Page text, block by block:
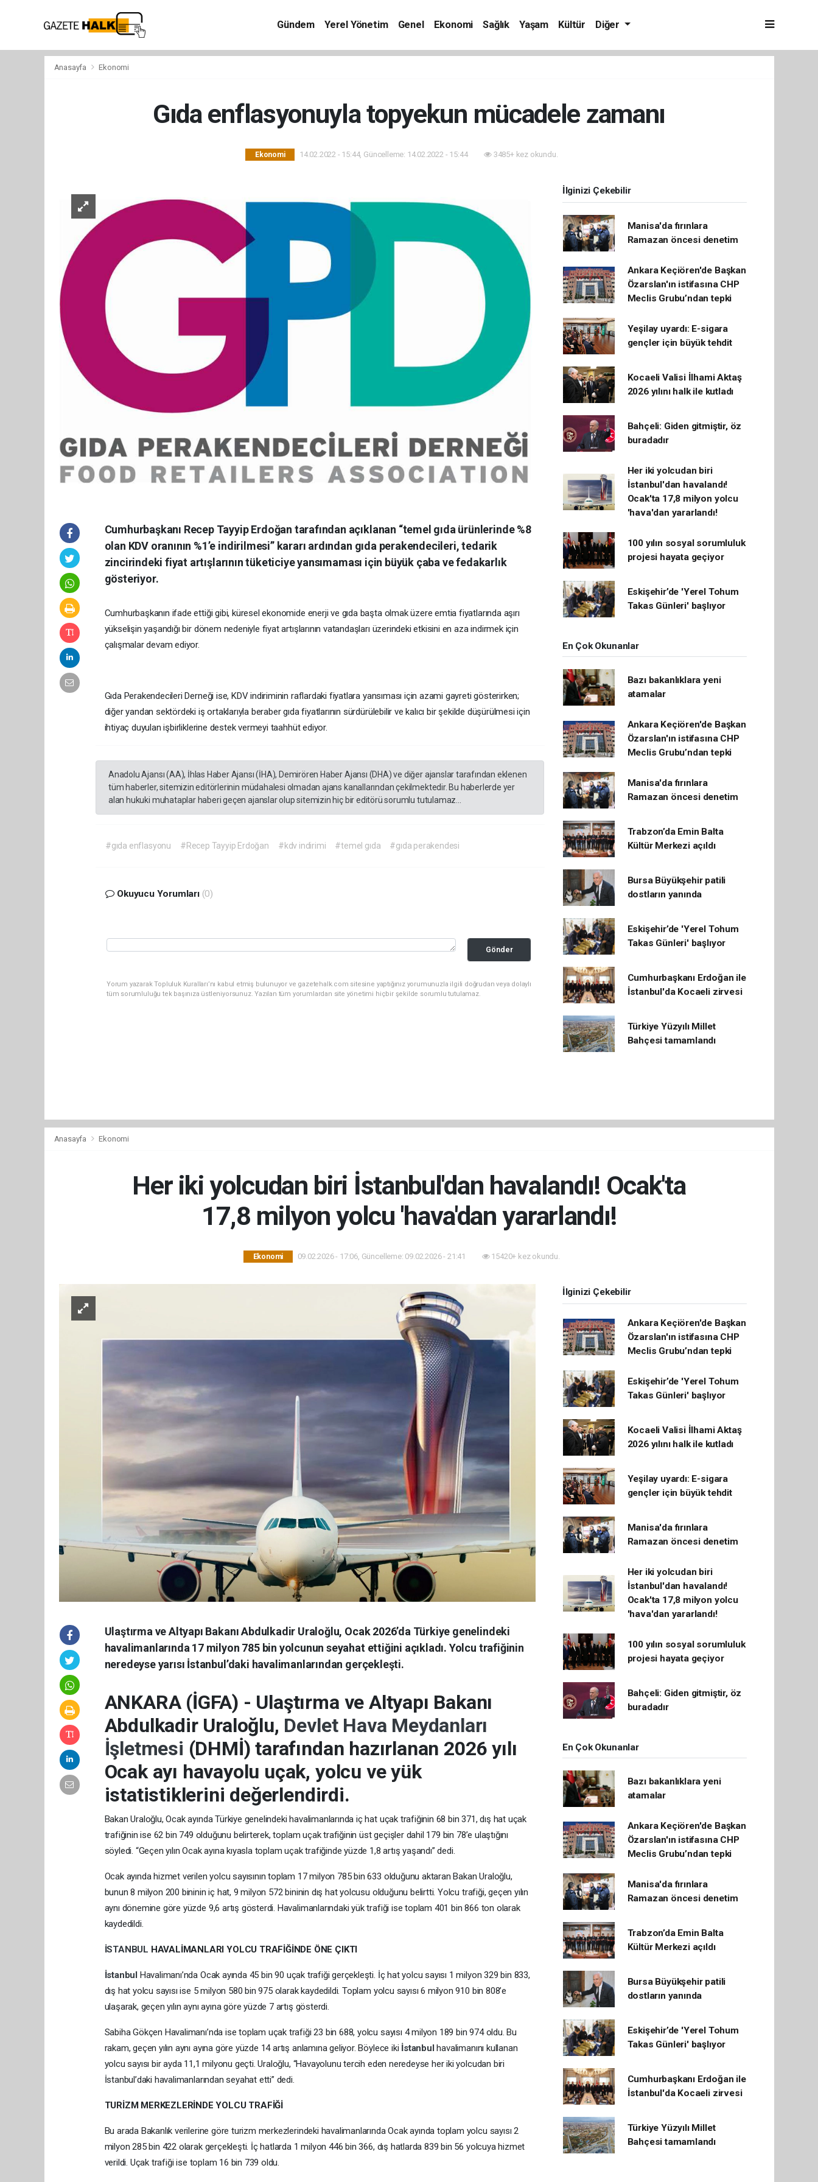
Gündem Yerel Yönetim Genel Ekonomi Sağlık Yaşam Kültür Diğer
Anasayfa Ekonomi
Gıda enflasyonuyla topyekun mücadele zamanı
Ekonomi 14.02.2022 - 15:44, Güncelleme: 14.02.2022 - 15:44 3485+ kez okundu.
Cumhurbaşkanı Recep Tayyip Erdoğan tarafından açıklanan “temel gıda ürünlerinde %8
olan KDV oranının %1’e indirilmesi” kararı ardından gıda perakendecileri, tedarik
zincirindeki fiyat artışlarının tüketiciye yansımaması için büyük çaba ve fedakarlık
gösteriyor.
Cumhurbaşkanın ifade ettiği gibi, küresel ekonomide enerji ve gıda başta olmak üzere emtia fiyatlarında aşırı
yükselişin yaşandığı bir dönem nedeniyle fiyat artışlarının vatandaşları üzerindeki etkisini en aza indirmek için
çalışmalar devam ediyor.
Gıda Perakendecileri Derneği ise, KDV indiriminin raflardaki fiyatlara yansıması için azami gayreti gösterirken;
diğer yandan sektördeki iş ortaklarıyla beraber gıda fiyatlarının sürdürülebilir ve kalıcı bir şekilde düşürülmesi için
ihtiyaç duyulan işbirliklerine destek vermeyi taahhüt ediyor.
Anadolu Ajansı (AA), İhlas Haber Ajansı (İHA), Demirören Haber Ajansı (DHA) ve diğer ajanslar tarafından eklenen
tüm haberler, sitemizin editörlerinin müdahalesi olmadan ajans kanallarından çekilmektedir. Bu haberlerde yer
alan hukuki muhataplar haberi geçen ajanslar olup sitemizin hiç bir editörü sorumlu tutulamaz...
#gıda enflasyonu #Recep Tayyip Erdoğan #kdv indirimi #temel gıda #gıda perakendesi
Okuyucu Yorumları (0)
Gönder
Yorum yazarak Topluluk Kuralları’nı kabul etmiş bulunuyor ve gazetehalk.com sitesine yaptığınız yorumunuzla ilgili doğrudan veya dolaylı
tüm sorumluluğu tek başınıza üstleniyorsunuz. Yazılan tüm yorumlardan site yönetimi hiçbir şekilde sorumlu tutulamaz.
İlginizi Çekebilir
Manisa'da fırınlara
Ramazan öncesi denetim
Ankara Keçiören'de Başkan
Özarslan'ın istifasına CHP
Meclis Grubu’ndan tepki
Yeşilay uyardı: E-sigara
gençler için büyük tehdit
Kocaeli Valisi İlhami Aktaş
2026 yılını halk ile kutladı
Bahçeli: Giden gitmiştir, öz
buradadır
Her iki yolcudan biri
İstanbul'dan havalandı!
Ocak'ta 17,8 milyon yolcu
'hava'dan yararlandı!
100 yılın sosyal sorumluluk
projesi hayata geçiyor
Eskişehir’de 'Yerel Tohum
Takas Günleri' başlıyor
En Çok Okunanlar
Bazı bakanlıklara yeni
atamalar
Ankara Keçiören'de Başkan
Özarslan'ın istifasına CHP
Meclis Grubu’ndan tepki
Manisa'da fırınlara
Ramazan öncesi denetim
Trabzon’da Emin Balta
Kültür Merkezi açıldı
Bursa Büyükşehir patili
dostların yanında
Eskişehir’de 'Yerel Tohum
Takas Günleri' başlıyor
Cumhurbaşkanı Erdoğan ile
İstanbul'da Kocaeli zirvesi
Türkiye Yüzyılı Millet
Bahçesi tamamlandı
Anasayfa Ekonomi
Her iki yolcudan biri İstanbul'dan havalandı! Ocak'ta
17,8 milyon yolcu 'hava'dan yararlandı!
Ekonomi 09.02.2026 - 17:06, Güncelleme: 09.02.2026 - 21:41 15420+ kez okundu.
Ulaştırma ve Altyapı Bakanı Abdulkadir Uraloğlu, Ocak 2026’da Türkiye genelindeki
havalimanlarında 17 milyon 785 bin yolcunun seyahat ettiğini açıkladı. Yolcu trafiğinin
neredeyse yarısı İstanbul’daki havalimanlarından gerçekleşti.
ANKARA (İGFA) - Ulaştırma ve Altyapı Bakanı
Abdulkadir Uraloğlu, Devlet Hava Meydanları
İşletmesi (DHMİ) tarafından hazırlanan 2026 yılı
Ocak ayı havayolu uçak, yolcu ve yük
istatistiklerini değerlendirdi.
Bakan Uraloğlu, Ocak ayında Türkiye genelindeki havalimanlarında iç hat uçak trafiğinin 68 bin 371, dış hat uçak
trafiğinin ise 62 bin 749 olduğunu belirterek, toplam uçak trafiğinin üst geçişler dahil 179 bin 78’e ulaştığını
söyledi. “Geçen yılın Ocak ayına kıyasla toplam uçak trafiğinde yüzde 1,8 artış yaşandı” dedi.
Ocak ayında hizmet verilen yolcu sayısının toplam 17 milyon 785 bin 633 olduğunu aktaran Bakan Uraloğlu,
bunun 8 milyon 200 bininin iç hat, 9 milyon 572 bininin dış hat yolcusu olduğunu belirtti. Yolcu trafiği, geçen yılın
aynı dönemine göre yüzde 9,6 artış gösterdi. Havalimanlarındaki yük trafiği ise toplam 401 bin 866 ton olarak
kaydedildi.
İSTANBUL HAVALİMANLARI YOLCU TRAFİĞİNDE ÖNE ÇIKTI
İstanbul Havalimanı’nda Ocak ayında 45 bin 90 uçak trafiği gerçekleşti. İç hat yolcu sayısı 1 milyon 329 bin 833,
dış hat yolcu sayısı ise 5 milyon 580 bin 975 olarak kaydedildi. Toplam yolcu sayısı 6 milyon 910 bin 808’e
ulaşarak, geçen yılın aynı ayına göre yüzde 7 artış gösterdi.
Sabiha Gökçen Havalimanı’nda ise toplam uçak trafiği 23 bin 688, yolcu sayısı 4 milyon 189 bin 974 oldu. Bu
rakam, geçen yılın aynı ayına göre yüzde 14 artış anlamına geliyor. Böylece iki İstanbulhavalimanını kullanan
yolcu sayısı bir ayda 11,1 milyonu geçti. Uraloğlu, “Havayolunu tercih eden neredeyse her iki yolcudan biri
İstanbul’daki havalimanlarından seyahat etti” dedi.
TURİZM MERKEZLERİNDE YOLCU TRAFİĞİ
Bu arada Bakanlık verilerine göre turizm merkezlerindeki havalimanlarında Ocak ayında toplam yolcu sayısı 2
milyon 285 bin 422 olarak gerçekleşti. İç hatlarda 1 milyon 446 bin 366, dış hatlarda 839 bin 56 yolcuya hizmet
verildi. Uçak trafiği ise toplam 16 bin 739 oldu.
İlginizi Çekebilir
Ankara Keçiören'de Başkan
Özarslan'ın istifasına CHP
Meclis Grubu’ndan tepki
Eskişehir’de 'Yerel Tohum
Takas Günleri' başlıyor
Kocaeli Valisi İlhami Aktaş
2026 yılını halk ile kutladı
Yeşilay uyardı: E-sigara
gençler için büyük tehdit
Manisa'da fırınlara
Ramazan öncesi denetim
Her iki yolcudan biri
İstanbul'dan havalandı!
Ocak'ta 17,8 milyon yolcu
'hava'dan yararlandı!
100 yılın sosyal sorumluluk
projesi hayata geçiyor
Bahçeli: Giden gitmiştir, öz
buradadır
En Çok Okunanlar
Bazı bakanlıklara yeni
atamalar
Ankara Keçiören'de Başkan
Özarslan'ın istifasına CHP
Meclis Grubu’ndan tepki
Manisa'da fırınlara
Ramazan öncesi denetim
Trabzon’da Emin Balta
Kültür Merkezi açıldı
Bursa Büyükşehir patili
dostların yanında
Eskişehir’de 'Yerel Tohum
Takas Günleri' başlıyor
Cumhurbaşkanı Erdoğan ile
İstanbul'da Kocaeli zirvesi
Türkiye Yüzyılı Millet
Bahçesi tamamlandı